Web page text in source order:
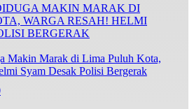
Makin Marak di Lima Puluh Kota,
Syam Desak Polisi Bergerak